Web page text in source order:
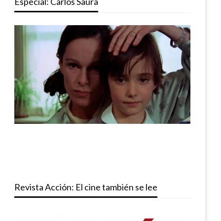
Revista Acción: El cine también se lee